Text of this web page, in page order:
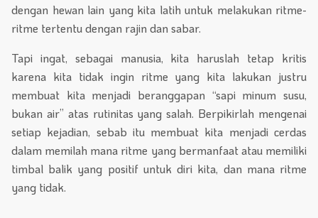
dengan hewan lain yang kita latih untuk melakukan ritme-
ritme tertentu dengan rajin dan sabar.
Tapi ingat, sebagai manusia, kita haruslah tetap kritis
karena kita tidak ingin ritme yang kita lakukan justru
membuat kita menjadi beranggapan “sapi minum susu,
bukan air” atas rutinitas yang salah. Berpikirlah mengenai
setiap kejadian, sebab itu membuat kita menjadi cerdas
dalam memilah mana ritme yang bermanfaat atau memiliki
timbal balik yang positif untuk diri kita, dan mana ritme
yang tidak.